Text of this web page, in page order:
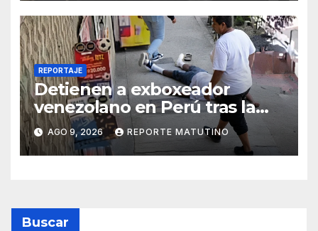
REPORTAJE
Detienen a exboxeador
venezolano en Perú tras la
muerte de mototaxista
durante una riña
AGO 9, 2026 REPORTE MATUTINO
Buscar